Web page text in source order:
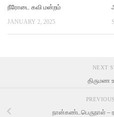
நீரோடை கவி மன்றம்
JANUARY 2, 2025
NEXT
திருமண
நான்கண்டபெருநாள் –